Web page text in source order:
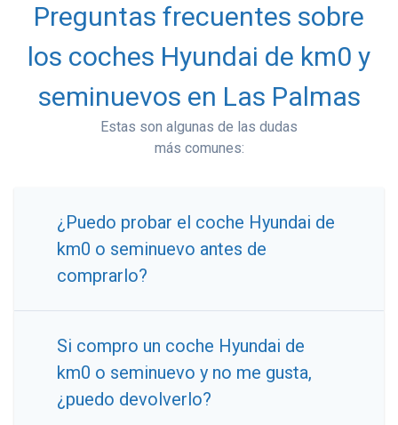
Preguntas frecuentes sobre
los coches Hyundai de km0 y
seminuevos en Las Palmas
Estas son algunas de las dudas
más comunes:
¿Puedo probar el coche Hyundai de
km0 o seminuevo antes de
comprarlo?
Si compro un coche Hyundai de
km0 o seminuevo y no me gusta,
¿puedo devolverlo?